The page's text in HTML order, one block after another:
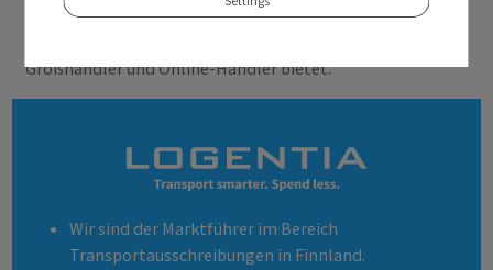
und Beratungsunternehmen, das die Vorteile der
Großhändler und Online-Händler bietet.
Wir sind der Marktführer im Bereich
Transportausschreibungen in Finnland.